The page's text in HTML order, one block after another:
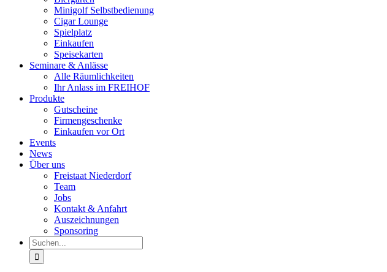
Minigolf Selbstbedienung
Cigar Lounge
Spielplatz
Einkaufen
Speisekarten
Seminare & Anlässe
Alle Räumlichkeiten
Ihr Anlass im FREIHOF
Produkte
Gutscheine
Firmengeschenke
Einkaufen vor Ort
Events
News
Über uns
Freistaat Niederdorf
Team
Jobs
Kontakt & Anfahrt
Auszeichnungen
Sponsoring
Suche
nach: